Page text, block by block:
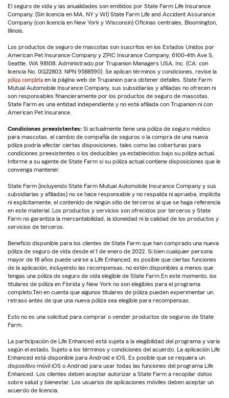
El seguro de vida y las anualidades son emitidos por State Farm Life Insurance
Company. (Sin licencia en MA, NY y WI) State Farm Life and Accident Assurance
Company (con licencia en New York y Wisconsin) Oficinas centrales, Bloomington,
Illinois.
Los productos de seguro de mascotas son suscritos en los Estados Unidos por
American Pet Insurance Company y ZPIC Insurance Company, 6100-4th Ave S,
Seattle, WA 98108. Administrado por Trupanion Managers USA, Inc. (CA: con
licencia No. 0G22803, NPN 9588590). Se aplican términos y condiciones, revise la
póliza completa en la página web de Trupanion para obtener detalles. State Farm
Mutual Automobile Insurance Company, sus subsidiarias y afiliadas no ofrecen ni
son responsables financieramente por los productos de seguro de mascotas.
State Farm es una entidad independiente y no está afiliada con Trupanion ni con
American Pet Insurance.
Condiciones preexistentes: Si actualmente tiene una póliza de seguro médico
para mascotas, el cambio de compañía de seguros o la compra de una nueva
póliza podría afectar ciertas disposiciones, tales como las coberturas para
condiciones preexistentes o los deducibles ya establecidos bajo su póliza actual.
Informe a su agente de State Farm si su póliza actual contiene disposiciones que le
convenga mantener.
State Farm (incluyendo State Farm Mutual Automobile Insurance Company y sus
subsidiarias y afiliadas) no se hace responsable y no respalda ni aprueba, implícita
ni explícitamente, el contenido de ningún sitio de terceros al que se haga referencia
en este material. Los productos y servicios son ofrecidos por terceros y State
Farm no garantiza la mercantabilidad, la idoneidad ni la calidad de los productos y
servicios de terceros.
Beneficio disponible para los clientes de State Farm que han comprado una nueva
póliza de seguro de vida desde el 1 de enero de 2022. Si bien cualquier persona
mayor de 18 años puede unirse a Life Enhanced, es posible que ciertas funciones
de la aplicación, incluyendo las recompensas, no estén disponibles a menos que
tengas una póliza de seguro de vida elegible de State Farm.En este momento, los
titulares de póliza en Florida y New York no son elegibles para el programa
completo.Ten en cuenta que algunos titulares de póliza pueden experimentar un
retraso antes de que una nueva póliza sea elegible para recompensas.
Esto no es una solicitud para comprar o vender productos de seguros de State
Farm.
La participación de Life Enhanced está sujeta a la elegibilidad del programa y varía
según el estado. Sujeto a los términos y condiciones del acuerdo. La aplicación Life
Enhanced está disponible para Android e iOS. Es posible que se requiera un
dispositivo móvil iOS o Android para usar todas las funciones del programa Life
Enhanced. Los clientes deben aceptar autorizar a State Farm a recopilar datos
sobre salud y bienestar. Los usuarios de aplicaciones móviles deben aceptar un
acuerdo de licencia.